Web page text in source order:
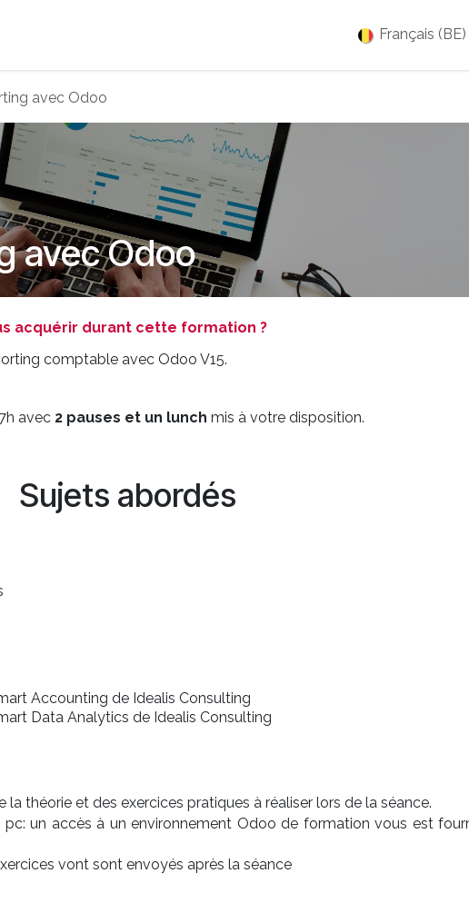
Français (BE)
avec Odoo
avec Odoo
acquérir durant cette formation ?
comptable avec Odoo V15.
avec 2 pauses et un lunch mis à votre disposition.
Sujets abordés
Accounting de Idealis Consulting
Data Analytics de Idealis Consulting
théorie et des exercices pratiques à réaliser lors de la séance.
un accès à un environnement Odoo de formation vous est
vont sont envoyés après la séance